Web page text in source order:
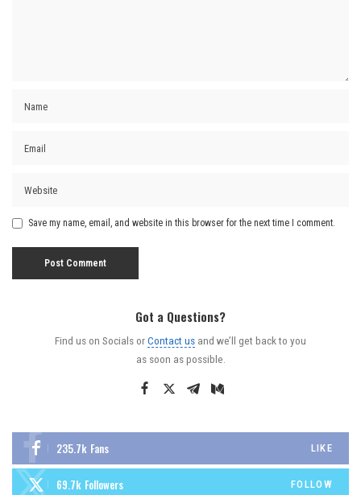
Save my name, email, and website in this browser for the next time I comment.
Got a Questions?
Find us on Socials orContact us and we’ll get back to you
as soon as possible.
235.7k Fans LIKE
69.7k Followers FOLLOW